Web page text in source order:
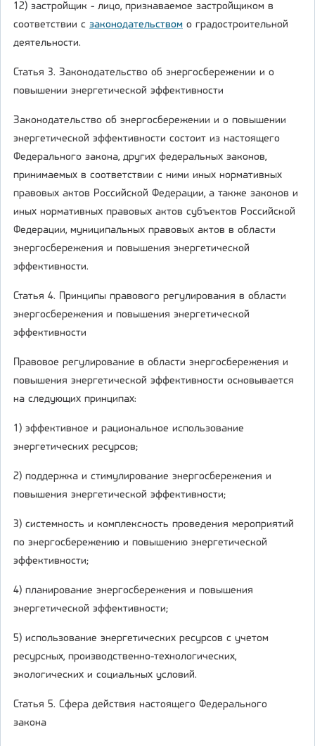
12) застройщик - лицо, признаваемое застройщиком в
соответствии с законодательством о градостроительной
деятельности.
Статья 3. Законодательство об энергосбережении и о
повышении энергетической эффективности
Законодательство об энергосбережении и о повышении
энергетической эффективности состоит из настоящего
Федерального закона, других федеральных законов,
принимаемых в соответствии с ними иных нормативных
правовых актов Российской Федерации, а также законов и
иных нормативных правовых актов субъектов Российской
Федерации, муниципальных правовых актов в области
энергосбережения и повышения энергетической
эффективности.
Статья 4. Принципы правового регулирования в области
энергосбережения и повышения энергетической
эффективности
Правовое регулирование в области энергосбережения и
повышения энергетической эффективности основывается
на следующих принципах:
1) эффективное и рациональное использование
энергетических ресурсов;
2) поддержка и стимулирование энергосбережения и
повышения энергетической эффективности;
3) системность и комплексность проведения мероприятий
по энергосбережению и повышению энергетической
эффективности;
4) планирование энергосбережения и повышения
энергетической эффективности;
5) использование энергетических ресурсов с учетом
ресурсных, производственно-технологических,
экологических и социальных условий.
Статья 5. Сфера действия настоящего Федерального
закона